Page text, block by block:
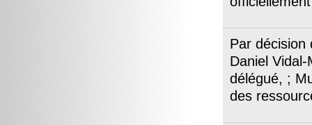
Par décision
Daniel
délégué, ;
des